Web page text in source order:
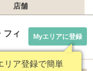
店舗
フィ
リア登録で簡単
Myエリアに登録